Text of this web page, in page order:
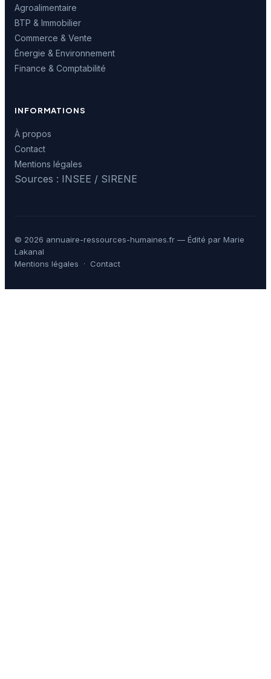
Agroalimentaire
BTP & Immobilier
Commerce & Vente
Énergie & Environnement
Finance & Comptabilité
INFORMATIONS
À propos
Contact
Mentions légales
Sources : INSEE / SIRENE
© 2026 annuaire-ressources-humaines.fr — Édité par Marie
Lakanal
Mentions légales · Contact